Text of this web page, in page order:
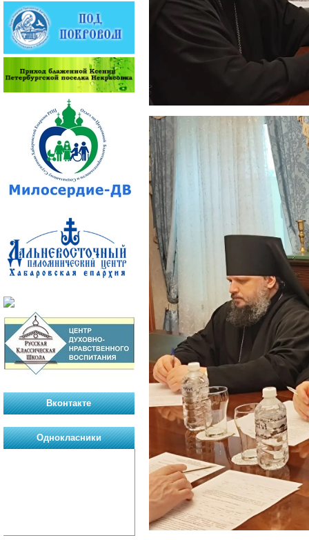
Вконтакте
Однокласники